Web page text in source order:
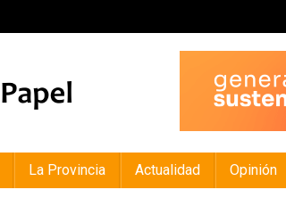
La Provincia Actualidad Opinión